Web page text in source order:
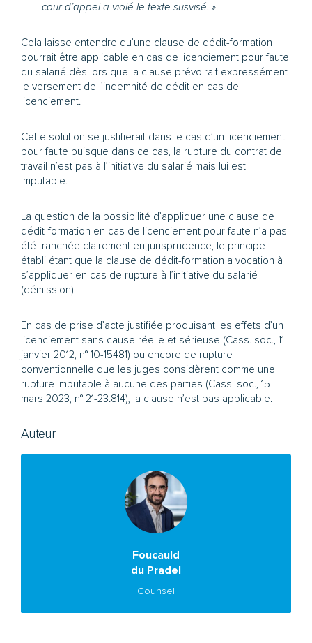
cour d’appel a violé le texte susvisé. »
Cela laisse entendre qu’une clause de dédit-formation
pourrait être applicable en cas de licenciement pour faute
du salarié dès lors que la clause prévoirait expressément
le versement de l’indemnité de dédit en cas de
licenciement.
Cette solution se justifierait dans le cas d’un licenciement
pour faute puisque dans ce cas, la rupture du contrat de
travail n’est pas à l’initiative du salarié mais lui est
imputable.
La question de la possibilité d’appliquer une clause de
dédit-formation en cas de licenciement pour faute n’a pas
été tranchée clairement en jurisprudence, le principe
établi étant que la clause de dédit-formation a vocation à
s’appliquer en cas de rupture à l’initiative du salarié
(démission).
En cas de prise d’acte justifiée produisant les effets d’un
licenciement sans cause réelle et sérieuse (Cass. soc., 11
janvier 2012, n° 10-15481) ou encore de rupture
conventionnelle que les juges considèrent comme une
rupture imputable à aucune des parties (Cass. soc., 15
mars 2023, n° 21-23.814), la clause n’est pas applicable.
Auteur
Foucauld
du Pradel
Counsel